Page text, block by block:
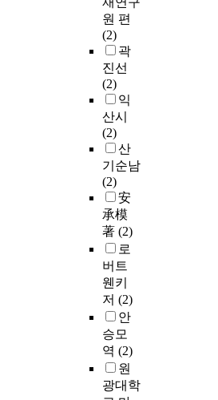
원 편
(2)
곽
진선
(2)
익
산시
(2)
산
기순남
(2)
安
承模
著 (2)
로
버트
웬키
저 (2)
안
승모
역 (2)
원
광대학